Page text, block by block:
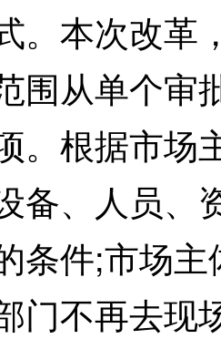
。本次改革
围从单个审
。根据市场
备、人员、
条件;市场
门不再去现